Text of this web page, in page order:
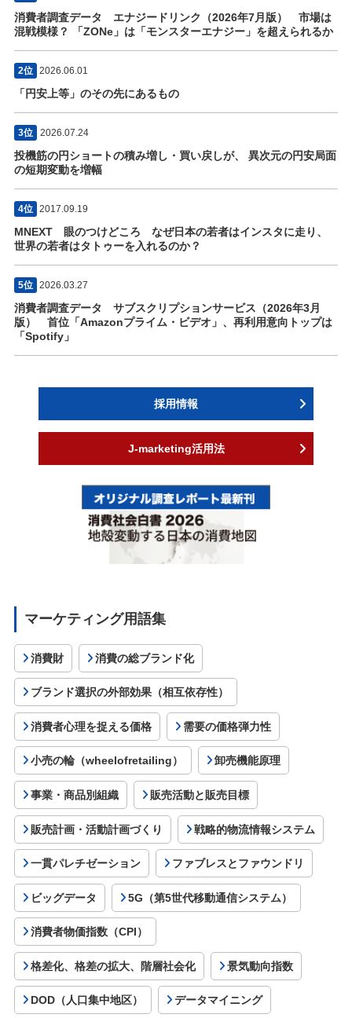
消費者調査データ エナジードリンク（2026年7月版） 市場は
混戦模様？ 「ZONe」は「モンスターエナジー」を超えられるか
2位 2026.06.01
「円安上等」のその先にあるもの
3位 2026.07.24
投機筋の円ショートの積み増し・買い戻しが、 異次元の円安局面
の短期変動を増幅
4位 2017.09.19
MNEXT 眼のつけどころ なぜ日本の若者はインスタに走り、
世界の若者はタトゥーを入れるのか？
5位 2026.03.27
消費者調査データ サブスクリプションサービス（2026年3月
版） 首位「Amazonプライム・ビデオ」、再利用意向トップは
「Spotify」
採用情報
J-marketing活用法
マーケティング用語集
消費財 消費の総ブランド化
ブランド選択の外部効果（相互依存性）
消費者心理を捉える価格 需要の価格弾力性
小売の輪（wheelofretailing） 卸売機能原理
事業・商品別組織 販売活動と販売目標
販売計画・活動計画づくり 戦略的物流情報システム
一貫パレチゼーション ファブレスとファウンドリ
ビッグデータ 5G（第5世代移動通信システム）
消費者物価指数（CPI）
格差化、格差の拡大、階層社会化 景気動向指数
DOD（人口集中地区） データマイニング